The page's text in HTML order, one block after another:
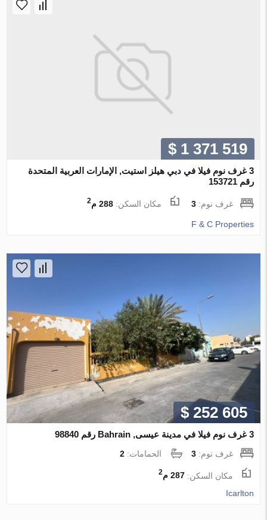
$ 1 371 519
3 غرف نوم فيلا في دبي هيلز استيت, الإمارات العربية المتحدة
رقم 153721
غرف نوم:3 مكان السكن:288 م 2
F & C Properties
$ 252 605
3 غرف نوم فيلا في مدينة عيسى, Bahrain رقم 98840
غرف نوم:3 الحمامات:2
مكان السكن:287 م 2
Icarlton